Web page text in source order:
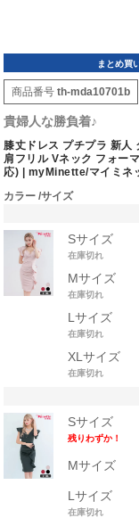
まとめ買
商品番号 th-mda10701b
貴婦人な勝負着♪
膝丈ドレス プチプラ 新
肩フリル Vネック フォー
応) | myMinette/マイミネ
カラー サイズ
Sサイズ
在庫切れ
Mサイズ
在庫切れ
Lサイズ
在庫切れ
XLサイズ
在庫切れ
Sサイズ
残りわずか！
Mサイズ
Lサイズ
在庫切れ